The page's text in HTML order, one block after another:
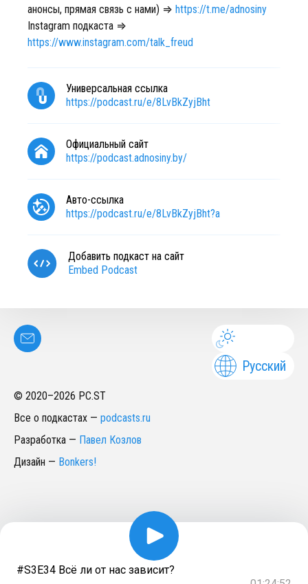
анонсы, прямая связь с нами) ⇒ https://t.me/adnosiny
Instagram подкаста ⇒
https://www.instagram.com/talk_freud
Универсальная ссылка
https://podcast.ru/e/8LvBkZyjBht
Официальный сайт
https://podcast.adnosiny.by/
Авто-ссылка
https://podcast.ru/e/8LvBkZyjBht?a
Добавить подкаст на сайт
Embed Podcast
Русский
© 2020–2026 PC.ST
Все о подкастах — podcasts.ru
Разработка — Павел Козлов
Дизайн — Bonkers!
#S3E34 Всё ли от нас зависит?